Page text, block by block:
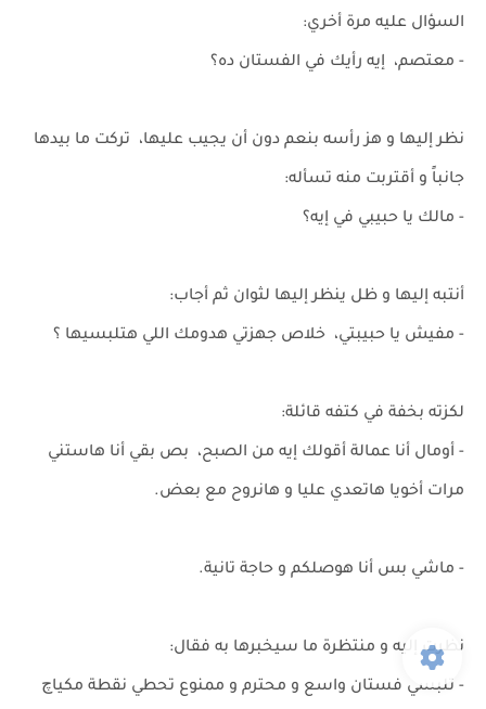
السؤال عليه مرة أخري:
- معتصم، إيه رأيك في الفستان ده؟
نظر إليها و هز رأسه بنعم دون أن يجيب عليها، تركت ما بيدها
جانباً و أقتربت منه تسأله:
- مالك يا حبيبي في إيه؟
أنتبه إليها و ظل ينظر إليها لثوان ثم أجاب:
- مفيش يا حبيبتي، خلاص جهزتي هدومك اللي هتلبسيها ؟
لكزته بخفة في كتفه قائلة:
- أومال أنا عمالة أقولك إيه من الصبح، بص بقي أنا هاستني
مرات أخويا هاتعدي عليا و هانروح مع بعض.
- ماشي بس أنا هوصلكم و حاجة تانية.
نظرت إليه و منتظرة ما سيخبرها به فقال:
- تلبسي فستان واسع و محترم و ممنوع تحطي نقطة مكياچ